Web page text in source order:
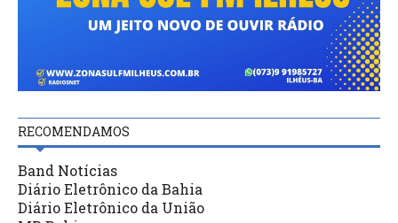
RECOMENDAMOS
Band Notícias
Diário Eletrônico da Bahia
Diário Eletrônico da União